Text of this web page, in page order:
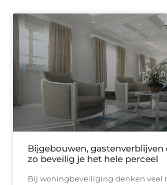
Bijgebouwen, gastenverblijven
zo beveilig je het hele perceel
Bij woningbeveiliging denken veel